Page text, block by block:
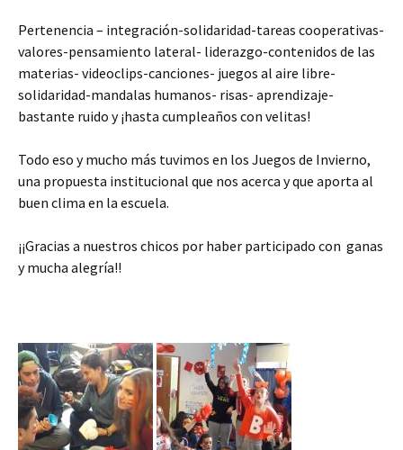
Pertenencia – integración-solidaridad-tareas cooperativas-
valores-pensamiento lateral- liderazgo-contenidos de las
materias- videoclips-canciones- juegos al aire libre-
solidaridad-mandalas humanos- risas- aprendizaje-
bastante ruido y ¡hasta cumpleaños con velitas!
Todo eso y mucho más tuvimos en los Juegos de Invierno,
una propuesta institucional que nos acerca y que aporta al
buen clima en la escuela.
¡¡Gracias a nuestros chicos por haber participado con ganas
y mucha alegría!!